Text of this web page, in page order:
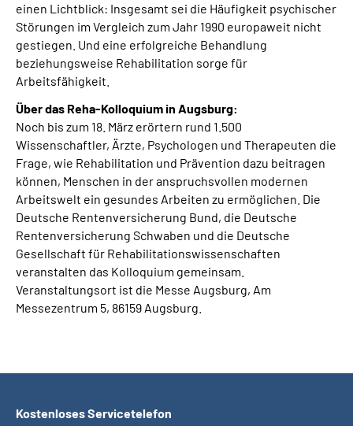
einen Lichtblick: Insgesamt sei die Häufigkeit psychischer
Störungen im Vergleich zum Jahr 1990 europaweit nicht
gestiegen. Und eine erfolgreiche Behandlung
beziehungsweise Rehabilitation sorge für
Arbeitsfähigkeit.
Über das Reha-Kolloquium in Augsburg:
Noch bis zum 18. März erörtern rund 1.500
Wissenschaftler, Ärzte, Psychologen und Therapeuten die
Frage, wie Rehabilitation und Prävention dazu beitragen
können, Menschen in der anspruchsvollen modernen
Arbeitswelt ein gesundes Arbeiten zu ermöglichen. Die
Deutsche Rentenversicherung Bund, die Deutsche
Rentenversicherung Schwaben und die Deutsche
Gesellschaft für Rehabilitationswissenschaften
veranstalten das Kolloquium gemeinsam.
Veranstaltungsort ist die Messe Augsburg, Am
Messezentrum 5, 86159 Augsburg.
Kostenloses Servicetelefon